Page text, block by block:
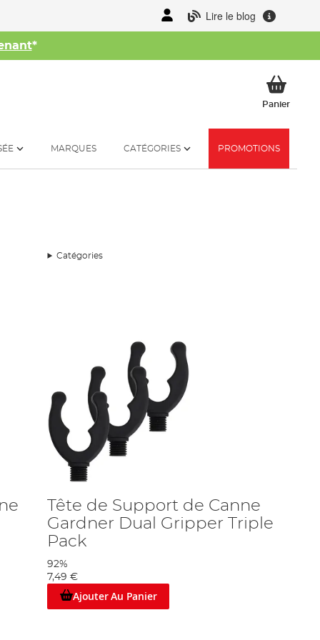
Lire le blog
*
PanierMon
MARQUES CATÉGORIES PROMOTIONS
Catégories
Tête de Support de Canne
Gardner Dual Gripper Triple
Pack
92%
7,49 €
Ajouter Au Panier